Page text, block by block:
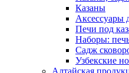
Казаны
Аксессуары
Печи под
Наборы:
Садж
Узбекские
Алтайская